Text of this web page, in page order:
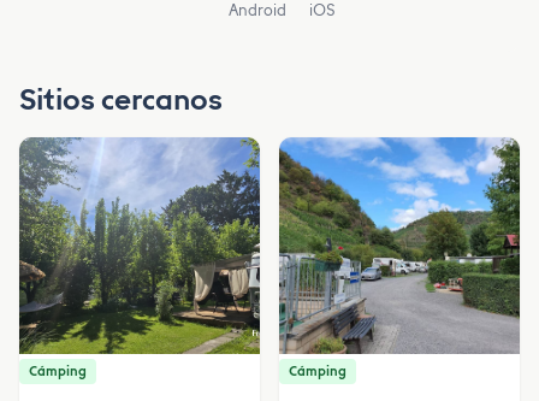
Android iOS
Sitios cercanos
Cámping Cámping